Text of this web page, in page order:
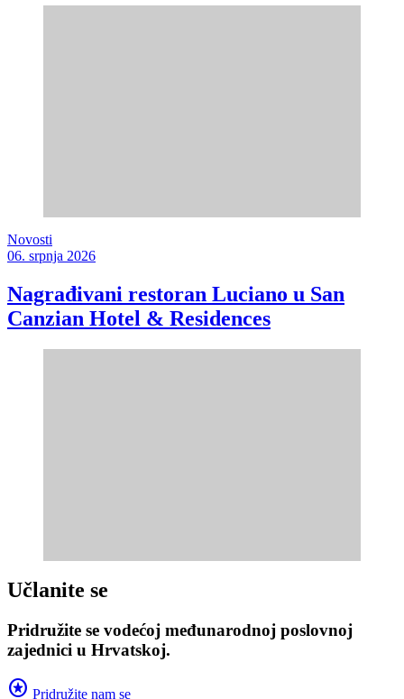
Novosti
06. srpnja 2026
Nagrađivani restoran Luciano u San
Canzian Hotel & Residences
Učlanite se
Pridružite se vodećoj međunarodnoj poslovnoj
zajednici u Hrvatskoj.
stars Pridružite nam se